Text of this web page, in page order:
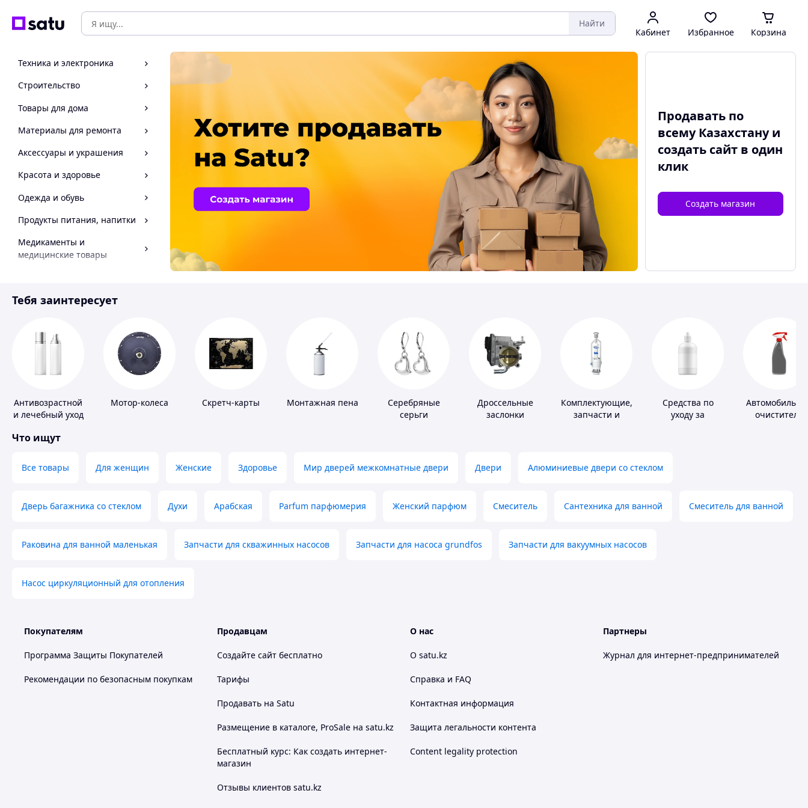
Найти
Кабинет Избранное Корзина
Техника и электроника
Строительство
Товары для дома
Материалы для ремонта
Аксессуары и украшения
Красота и здоровье
Одежда и обувь
Продукты питания, напитки
Медикаменты и
медицинские товары
Инструмент
Продавать по
всему Казахстану и
создать сайтв один
клик
Создать магазин
Тебя заинтересует
Антивозрастной
и лечебный уход
Мотор-колеса Скретч-карты Монтажная пена
Серебряные
серьги
Дроссельные
заслонки
Комплектующие,
запчасти и
Средства по
уходу за
очистители
Что ищут
Все товары Для женщин Женские Здоровье Мир дверей межкомнатные двери Двери Алюминиевые двери со стеклом
Дверь багажника со стеклом Духи Арабская Parfum парфюмерия Женский парфюм Смеситель Сантехника для ванной Смеситель для ванной
Раковина для ванной маленькая Запчасти для скважинных насосов Запчасти для насоса grundfos Запчасти для вакуумных насосов
Насос циркуляционный для отопления
Покупателям
Программа Защиты Покупателей
Рекомендации по безопасным покупкам
Продавцам
Создайте сайт бесплатно
Тарифы
Продавать на Satu
Размещение в каталоге, ProSale на satu.kz
Бесплатный курс: Как создать интернет-
магазин
Отзывы клиентов satu.kz
О нас
О satu.kz
Справка и FAQ
Контактная информация
Защита легальности контента
Content legality protection
Партнеры
Журнал для интернет-предпринимателей